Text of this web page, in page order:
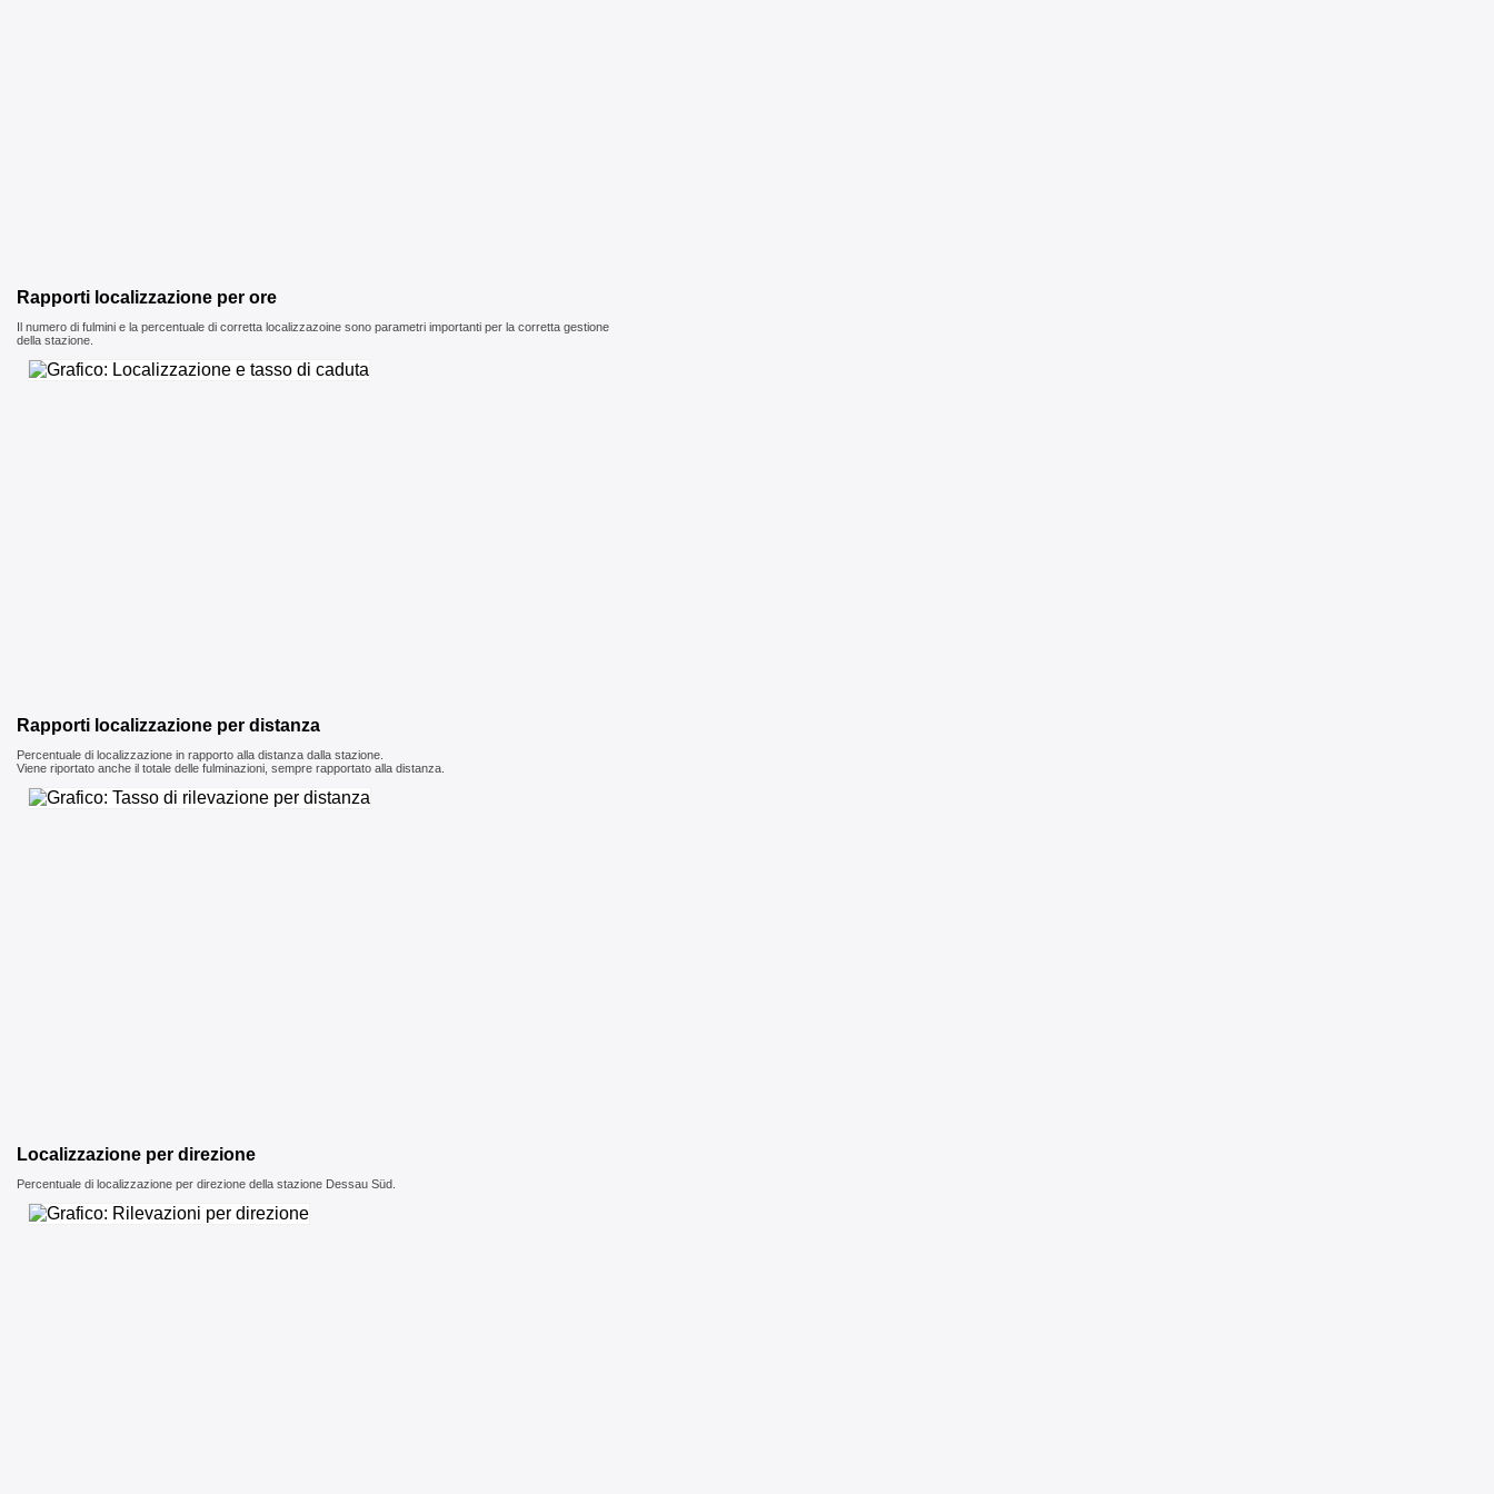
Rapporti localizzazione per ore
Il numero di fulmini e la percentuale di corretta localizzazoine sono parametri importanti per la corretta gestione
della stazione.
Rapporti localizzazione per distanza
Percentuale di localizzazione in rapporto alla distanza dalla stazione.
Viene riportato anche il totale delle fulminazioni, sempre rapportato alla distanza.
Localizzazione per direzione
Percentuale di localizzazione per direzione della stazione Dessau Süd.